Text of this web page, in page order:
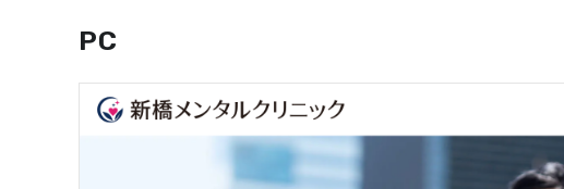
PC